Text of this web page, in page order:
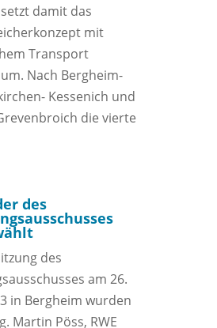
damit das
mit
Transport
Nach Bergheim-
Kessenich und
die vierte
des
des
am 26.
in Bergheim wurden
Martin Pöss, RWE